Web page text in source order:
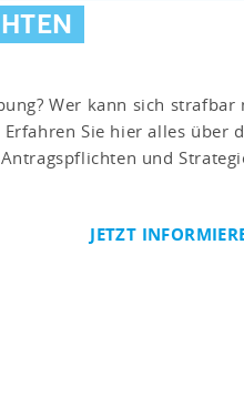
Wer kann sich strafbar
Sie hier alles über
und
JETZT